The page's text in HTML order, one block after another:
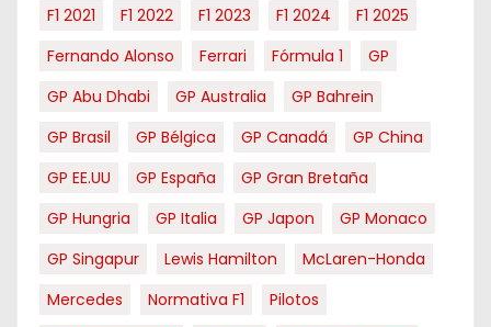
F1 2021
F1 2022 F1 2023 F1 2024
F1 2025
Fernando Alonso
Ferrari Fórmula 1
GP
GP Abu Dhabi
GP Australia
GP Bahrein
GP Brasil
GP Bélgica GP Canadá
GP China
GP EE.UU
GP España
GP Gran Bretaña
GP Hungria
GP Italia GP Japon
GP Monaco
GP Singapur
Lewis Hamilton
McLaren-Honda
Mercedes
Normativa F1
Pilotos